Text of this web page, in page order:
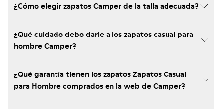
¿Cómo elegir zapatos Camper de la talla adecuada?
¿Qué cuidado debo darle a los zapatos casual para
hombre Camper?
¿Qué garantía tienen los zapatos Zapatos Casual
para Hombre comprados en la web de Camper?